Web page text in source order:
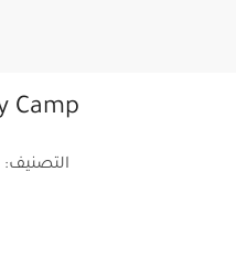
Camp
التصنيف: